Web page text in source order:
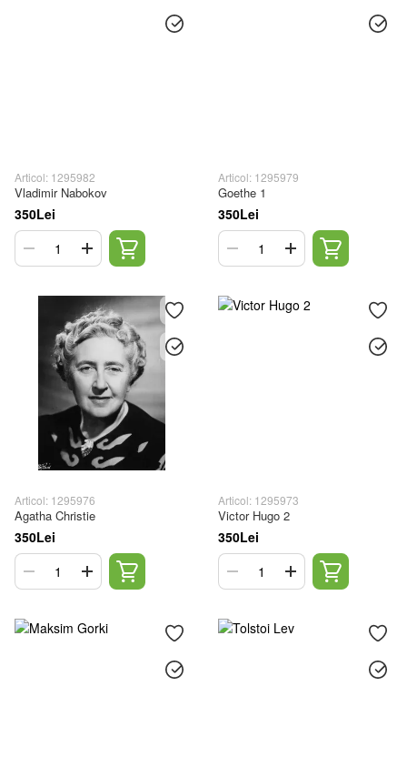
Articol: 1295982
Vladimir Nabokov
350Lei
Articol: 1295979
Goethe 1
350Lei
Articol: 1295976
Agatha Christie
350Lei
Articol: 1295973
Victor Hugo 2
350Lei